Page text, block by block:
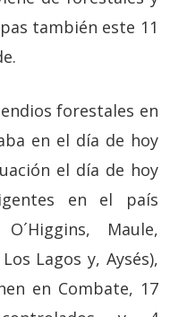
también este 11
forestales en
en el día de hoy
el día de hoy
en el país
Maule,
Lagos y, Aysés),
en Combate, 17